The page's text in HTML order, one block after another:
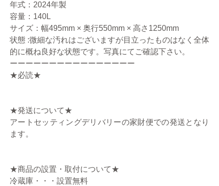
年式：2024年製
容量：140L
サイズ：幅495mm × 奥行550mm × 高さ1250mm
状態 :微細な汚れはございますが目立ったものはなく全体
的に概ね良好な状態です。写真にてご確認下さい。
ーーーーーーーーーーーーーーーー
★必読★
★発送について★
アートセッティングデリバリーの家財便での発送となり
ます。
★商品の設置・取付について★
冷蔵庫・・・設置無料